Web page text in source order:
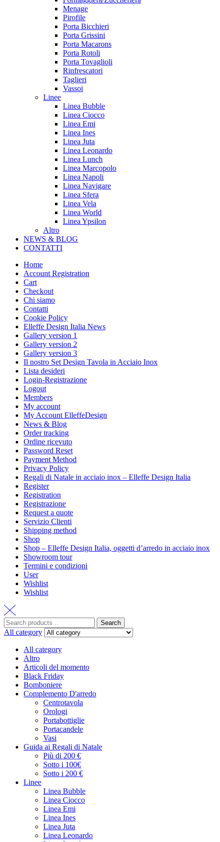
Menage
Pirofile
Porta Bicchieri
Porta Grissini
Porta Macarons
Porta Rotoli
Porta Tovaglioli
Rinfrescatori
Taglieri
Vassoi
Linee
Linea Bubble
Linea Ciocco
Linea Emi
Linea Ines
Linea Juta
Linea Leonardo
Linea Lunch
Linea Marcopolo
Linea Napoli
Linea Navigare
Linea Sfera
Linea Vela
Linea World
Linea Ypsilon
Altro
NEWS & BLOG
CONTATTI
Home
Account Registration
Cart
Checkout
Chi siamo
Contatti
Cookie Policy
Elleffe Design Italia News
Gallery version 1
Gallery version 2
Gallery version 3
Il nostro Set Design Tavola in Acciaio Inox
Lista desideri
Login-Registrazione
Logout
Members
My account
My Account ElleffeDesign
News & Blog
Order tracking
Ordine ricevuto
Password Reset
Payment Method
Privacy Policy
Regali di Natale in acciaio inox – Elleffe Design Italia
Register
Registration
Registrazione
Request a quote
Servizio Clienti
Shipping method
Shop
Shop – Elleffe Design Italia, oggetti d’arredo in acciaio inox
Showroom tour
Termini e condizioni
User
Wishlist
Wishlist
Search
All category
All category
Altro
Articoli del momento
Black Friday
Bomboniere
Complemento D'arredo
Centrotavola
Orologi
Portabottiglie
Portacandele
Vasi
Guida ai Regali di Natale
Più di 200 €
Sotto i 100€
Sotto i 200 €
Linee
Linea Bubble
Linea Ciocco
Linea Emi
Linea Ines
Linea Juta
Linea Leonardo